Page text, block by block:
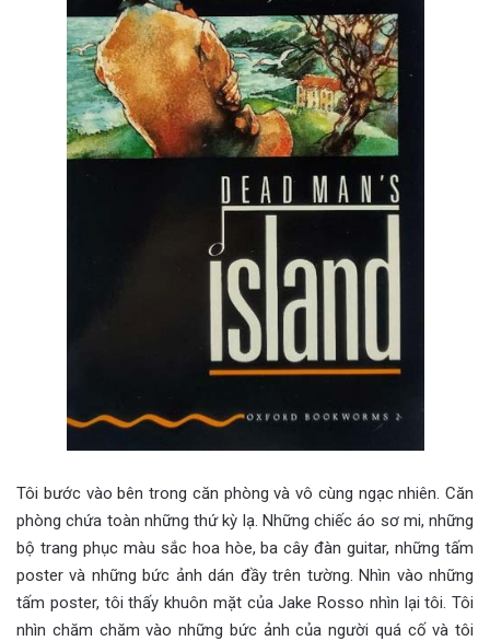
Tôi bước vào bên trong căn phòng và vô cùng ngạc nhiên. Căn
phòng chứa toàn những thứ kỳ lạ. Những chiếc áo sơ mi, những
bộ trang phục màu sắc hoa hòe, ba cây đàn guitar, những tấm
poster và những bức ảnh dán đầy trên tường. Nhìn vào những
tấm poster, tôi thấy khuôn mặt của Jake Rosso nhìn lại tôi. Tôi
nhìn chăm chăm vào những bức ảnh của người quá cố và tôi